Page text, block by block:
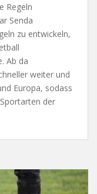
Regeln
Senda
zu entwickeln,
Ab da
weiter und
Europa, sodass
der